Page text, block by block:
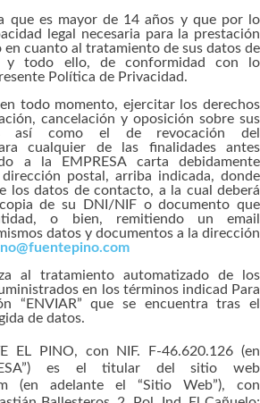
que es mayor de 14 años y que por lo
legal necesaria para la prestación
cuanto al tratamiento de sus datos de
y todo ello, de conformidad con lo
Política de Privacidad.
todo momento, ejercitar los derechos
cancelación y oposición sobre sus
así como el de revocación del
cualquier de las finalidades antes
a la EMPRESA carta debidamente
postal, arriba indicada, donde
los datos de contacto, a la cual deberá
de su DNI/NIF o documento que
o bien, remitiendo un email
datos y documentos a la dirección
al tratamiento automatizado de los
en los términos indicad Para
“ENVIAR” que se encuentra tras el
de datos.
EL PINO, con NIF. F-46.620.126 (en
es el titular del sitio web
(en adelante el “Sitio Web”), con